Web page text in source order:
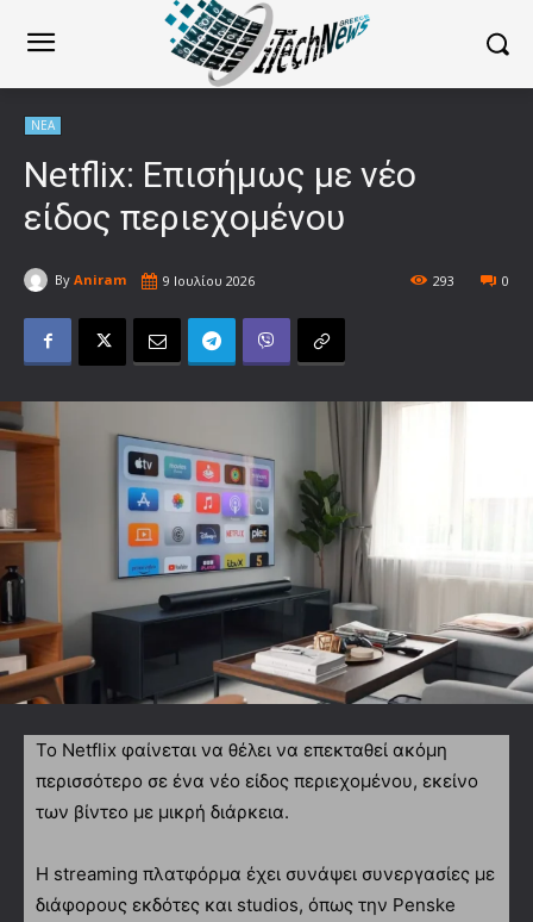
ΝΕΑ
Netflix: Επισήμως με νέο
είδος περιεχομένου
By Aniram 9 Ιουλίου 2026 0
293
Το Netflix φαίνεται να θέλει να επεκταθεί ακόμη
περισσότερο σε ένα νέο είδος περιεχομένου, εκείνο
των βίντεο με μικρή διάρκεια.
Η streaming πλατφόρμα έχει συνάψει συνεργασίες με
διάφορους εκδότες και studios, όπως την Penske